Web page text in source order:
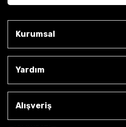
Kurumsal
Yardım
Alışveriş